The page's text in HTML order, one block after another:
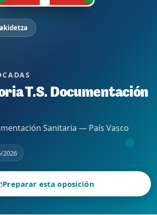
T.S. Documentación
Sanitaria — País Vasco
2026
Preparar esta oposición